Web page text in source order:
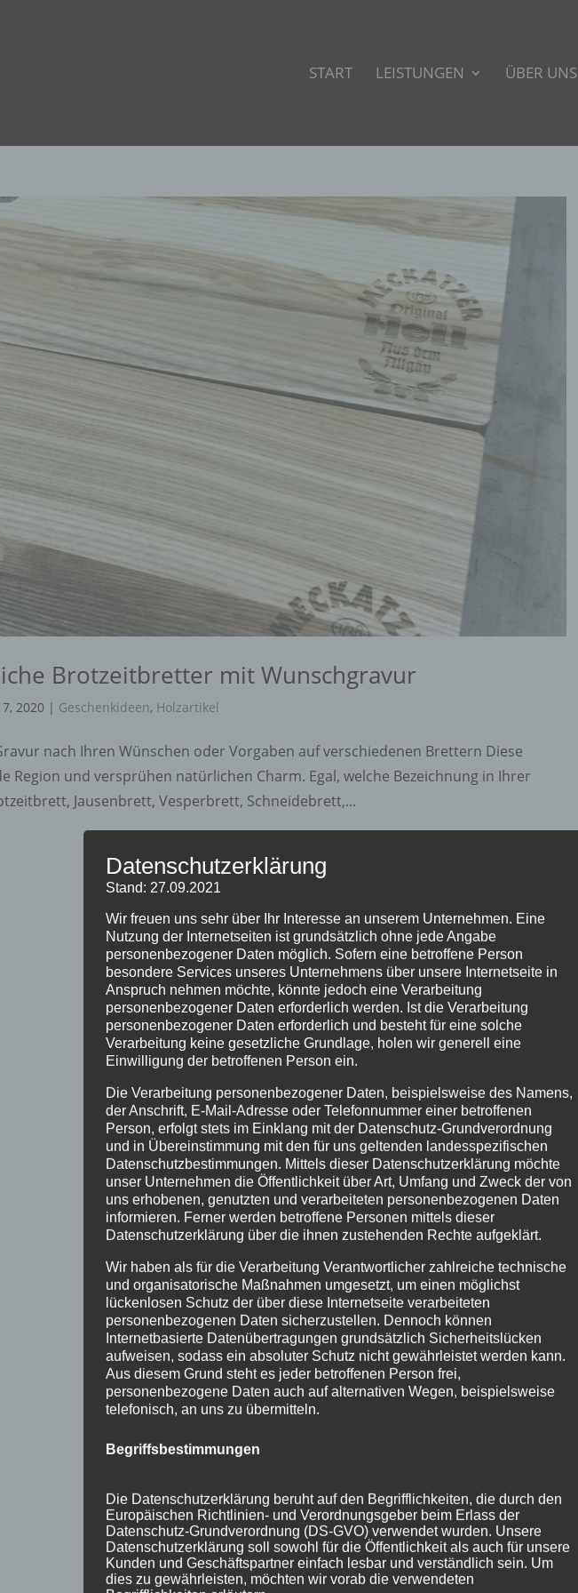
START LEISTUNGEN ÜBER UNS
Brotzeitbretter mit Wunschgravur
2020 | Geschenkideen, Holzartikel
nach Ihren Wünschen oder Vorgaben auf verschiedenen Brettern Diese
Region und versprühen natürlichen Charm. Egal, welche Bezeichnung in Ihrer
Jausenbrett, Vesperbrett, Schneidebrett,...
Datenschutzerklärung
Stand: 27.09.2021
Wir freuen uns sehr über Ihr Interesse an unserem Unternehmen. Eine
Nutzung der Internetseiten ist grundsätzlich ohne jede Angabe
personenbezogener Daten möglich. Sofern eine betroffene Person
besondere Services unseres Unternehmens über unsere Internetseite in
Anspruch nehmen möchte, könnte jedoch eine Verarbeitung
personenbezogener Daten erforderlich werden. Ist die Verarbeitung
personenbezogener Daten erforderlich und besteht für eine solche
Verarbeitung keine gesetzliche Grundlage, holen wir generell eine
Einwilligung der betroffenen Person ein.
Die Verarbeitung personenbezogener Daten, beispielsweise des Namens,
der Anschrift, E-Mail-Adresse oder Telefonnummer einer betroffenen
Person, erfolgt stets im Einklang mit der Datenschutz-Grundverordnung
und in Übereinstimmung mit den für uns geltenden landesspezifischen
Datenschutzbestimmungen. Mittels dieser Datenschutzerklärung möchte
unser Unternehmen die Öffentlichkeit über Art, Umfang und Zweck der von
uns erhobenen, genutzten und verarbeiteten personenbezogenen Daten
informieren. Ferner werden betroffene Personen mittels dieser
Datenschutzerklärung über die ihnen zustehenden Rechte aufgeklärt.
Wir haben als für die Verarbeitung Verantwortlicher zahlreiche technische
und organisatorische Maßnahmen umgesetzt, um einen möglichst
lückenlosen Schutz der über diese Internetseite verarbeiteten
personenbezogenen Daten sicherzustellen. Dennoch können
Internetbasierte Datenübertragungen grundsätzlich Sicherheitslücken
aufweisen, sodass ein absoluter Schutz nicht gewährleistet werden kann.
Aus diesem Grund steht es jeder betroffenen Person frei,
personenbezogene Daten auch auf alternativen Wegen, beispielsweise
telefonisch, an uns zu übermitteln.
Begriffsbestimmungen
Die Datenschutzerklärung beruht auf den Begrifflichkeiten, die durch den
Europäischen Richtlinien- und Verordnungsgeber beim Erlass der
Datenschutz-Grundverordnung (DS-GVO) verwendet wurden. Unsere
Datenschutzerklärung soll sowohl für die Öffentlichkeit als auch für unsere
Kunden und Geschäftspartner einfach lesbar und verständlich sein. Um
dies zu gewährleisten, möchten wir vorab die verwendeten